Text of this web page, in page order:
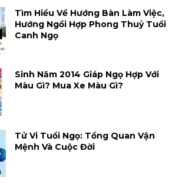
Tìm Hiểu Về Hướng Bàn Làm Việc,
Hướng Ngồi Hợp Phong Thuỷ Tuổi
Canh Ngọ
Sinh Năm 2014 Giáp Ngọ Hợp Với
Màu Gì? Mua Xe Màu Gì?
Tử Vi Tuổi Ngọ: Tổng Quan Vận
Mệnh Và Cuộc Đời